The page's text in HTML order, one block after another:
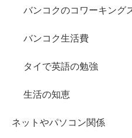
バンコクのコワーキング
バンコク生活費
タイで英語の勉強
生活の知恵
ネットやパソコン関係